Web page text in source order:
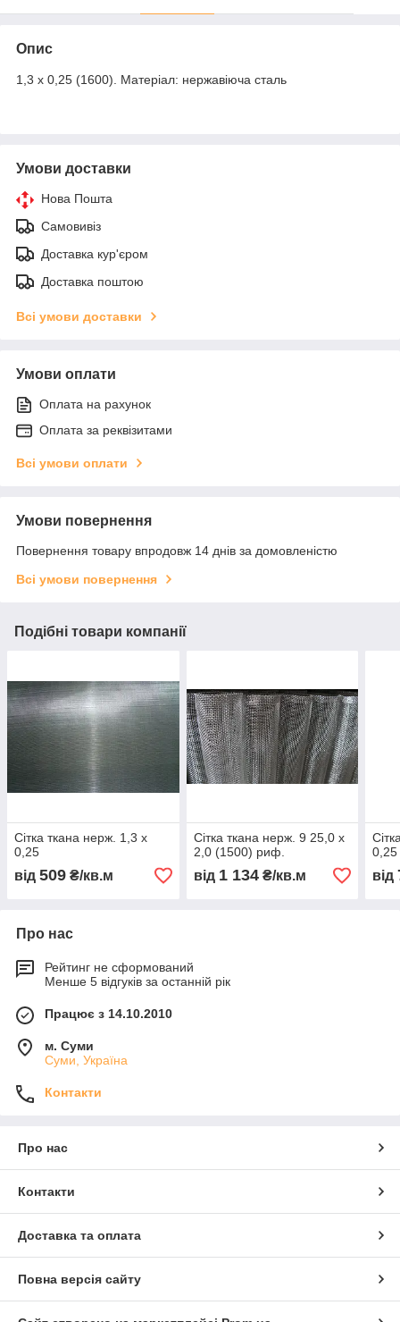
Опис
1,3 х 0,25 (1600). Матеріал: нержавіюча сталь
Умови доставки
Нова Пошта
Самовивіз
Доставка кур'єром
Доставка поштою
Всі умови доставки
Умови оплати
Оплата на рахунок
Оплата за реквізитами
Всі умови оплати
Умови повернення
Повернення товару впродовж 14 днів за домовленістю
Всі умови повернення
Подібні товари компанії
Сітка ткана нерж. 1,3 х
0,25
від 509 ₴/кв.м
Сітка ткана нерж. 9 25,0 х
2,0 (1500) риф.
від 1 134₴/кв.м
0,25
від
Про нас
Рейтинг не сформований
Менше 5 відгуків за останній рік
Працює з 14.10.2010
м. Суми
Суми, Україна
Контакти
Про нас
Контакти
Доставка та оплата
Повна версія сайту